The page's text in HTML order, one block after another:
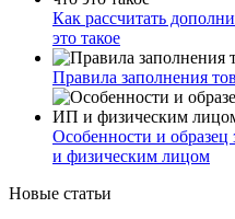
Как рассчитать
это такое
Правила заполнения
Особенности и
и физическим лицом
Новые статьи